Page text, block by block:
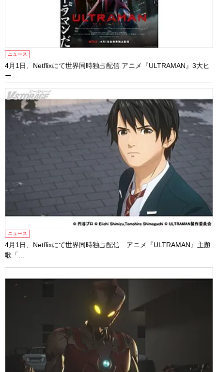
ニュース
4月1日、Netflixにて世界同時独占配信 アニメ『ULTRAMAN』3大ヒ
ー...
ニュース
4月1日、Netflixにて世界同時独占配信 アニメ『ULTRAMAN』主題
歌「...